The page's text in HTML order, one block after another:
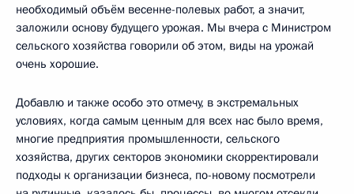
необходимый объём весенне-полевых работ, а значит,
заложили основу будущего урожая. Мы вчера с Министром
сельского хозяйства говорили об этом, виды на урожай
очень хорошие.
Добавлю и также особо это отмечу, в экстремальных
условиях, когда самым ценным для всех нас было время,
многие предприятия промышленности, сельского
хозяйства, других секторов экономики скорректировали
подходы к организации бизнеса, по-новому посмотрели